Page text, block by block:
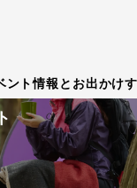
ント情報とお出かけ